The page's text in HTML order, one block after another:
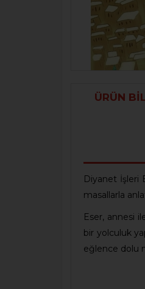
ÜRÜN
Diyanet İşleri
masallarla
Eser, annesi
bir yolculuk
eğlence dolu